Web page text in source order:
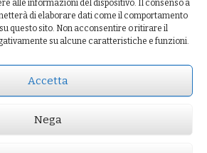
alle informazioni del dispositivo. Il consenso a
di elaborare dati come il comportamento
questo sito. Non acconsentire o ritirare il
su alcune caratteristiche e funzioni.
Accetta
Nega